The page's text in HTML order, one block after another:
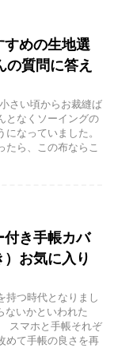
すめの生地選
質問に答え
さい頃からお裁縫ば
となくソーイングの
なっていました。
たら、この布ならこ
付き手帳カバ
お気に入り
持つ時代となりまし
いかといわれた
スマホと手帳それぞ
めて手帳の良さを再